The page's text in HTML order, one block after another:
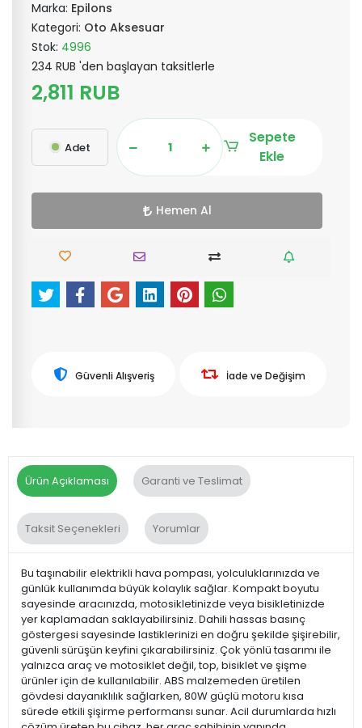
Marka: Epilons
Kategori: Oto Aksesuar
Stok: 4996
234 RUB 'den başlayan taksitlerle
2,811 RUB
Adet
Sepete
Ekle
Hemen Al
Güvenli Alışveriş İade ve Değişim
Ürün Açıklaması Garanti ve Teslimat
Taksit Seçenekleri Yorumlar
Bu taşınabilir elektrikli hava pompası, yolculuklarınızda ve
günlük kullanımda büyük kolaylık sağlar. Kompakt boyutu
sayesinde aracınızda, motosikletinizde veya bisikletinizde
yer kaplamadan saklayabilirsiniz. Dahili hassas basınç
göstergesi sayesinde lastiklerinizi en doğru şekilde şişirebilir,
güvenli sürüşün keyfini çıkarabilirsiniz. Çok yönlü tasarımı ile
yalnızca araç ve motosiklet değil, top, bisiklet ve şişme
ürünler için de kullanılabilir. ABS malzemeden üretilen
gövdesi dayanıklılık sağlarken, 80W güçlü motoru kısa
sürede etkili şişirme performansı sunar. Acil durumlarda hızlı